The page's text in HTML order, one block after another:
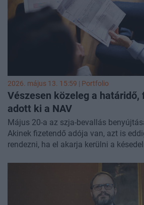
Pénztárszövetség becslése szerint
vesznek el amiatt, mert sokan nem
2026. május 13. 15:59 | Portfolio
Vészesen közeleg a
adott ki a NAV
Május 20-a az szja-bevallás
Akinek fizetendő adója van, azt is
rendezni, ha el akarja kerülni a
ugyanis 30 napon belül utalja a
tervezetek átnézése, módosítása,
1+1 százalékos nyilatkozat beadása
ban a legkényelmesebb - hívta fel a